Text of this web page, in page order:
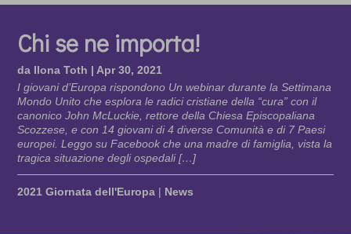
Chi se ne importa!
da Ilona Toth | Apr 30, 2021
I giovani d’Europa rispondono Un webinar durante la Settimana
Mondo Unito che esplora le radici cristiane della “cura” con il
canonico John McLuckie, rettore della Chiesa Episcopaliana
Scozzese, e con 14 giovani di 4 diverse Comunità e di 7 Paesi
europei. Leggo su Facebook che una madre di famiglia, vista la
tragica situazione degli ospedali […]
2021 Giornata dell'Europa | News